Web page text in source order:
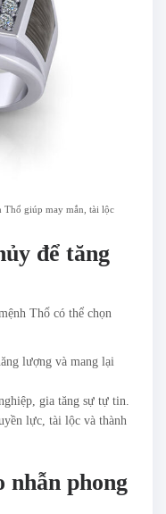
Thổ giúp may mắn, tài lộc
để tăng
Thổ có thể chọn
lượng và mang lại
gia tăng sự tự tin.
lực, tài lộc và thành
nhẫn phong